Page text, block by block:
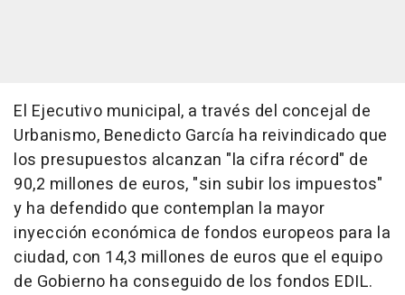
El Ejecutivo municipal, a través del concejal de
Urbanismo, Benedicto García ha reivindicado que
los presupuestos alcanzan "la cifra récord" de
90,2 millones de euros, "sin subir los impuestos"
y ha defendido que contemplan la mayor
inyección económica de fondos europeos para la
ciudad, con 14,3 millones de euros que el equipo
de Gobierno ha conseguido de los fondos EDIL.